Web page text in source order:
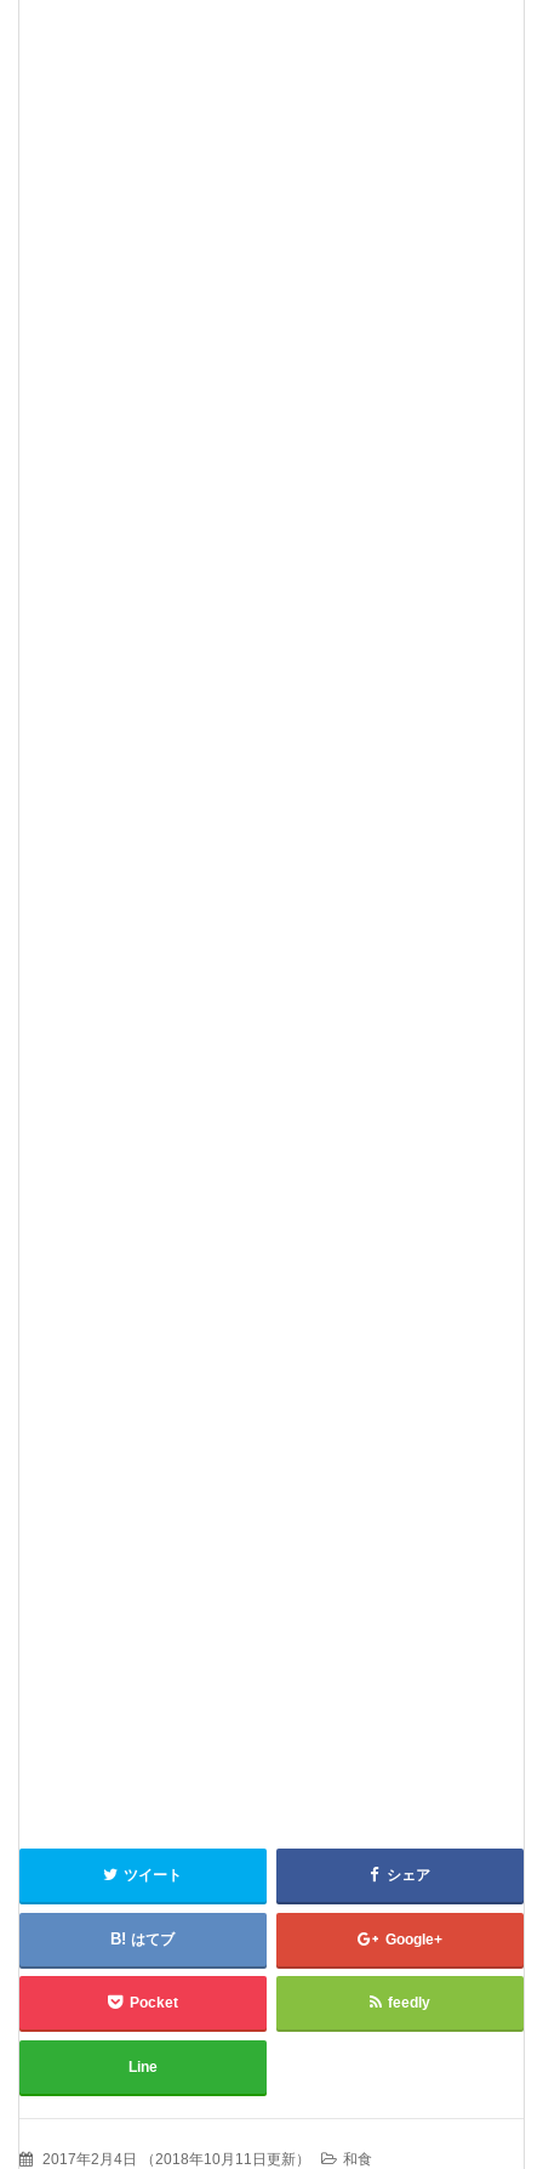
ツイート シェア
はてブ Google+
Pocket feedly
Line
2017年2月4日 （2018年10月11日更新） 和食